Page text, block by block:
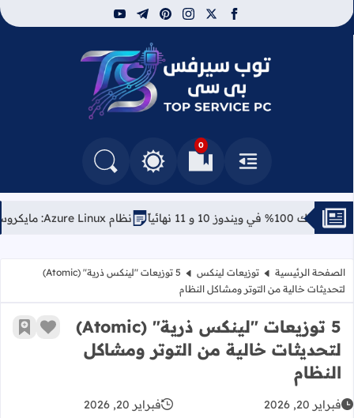
facebook
x
instagram
pinterest
telegram
youtube
توب سيرفس
القائمة
0
العلامات المرجعيةالتغيير بين الوضع النهاري والداكن
البحث في المدونة
نهائياً نظام Azure Linux: مايكروسوفت تفاجئ الجميع بتوزيعة لينكس خاصة بها
الصفحة الرئيسية توزيعات لينكس
​5 توزيعات "لينكس ذرية" (Atomic)
لتحديثات خالية من التوتر ومشاكل النظام
​5 توزيعات "لينكس ذرية" (Atomic)
لتحديثات خالية من التوتر ومشاكل
النظام
زر أضف
فبراير 20, 2026
فبراير 20, 2026